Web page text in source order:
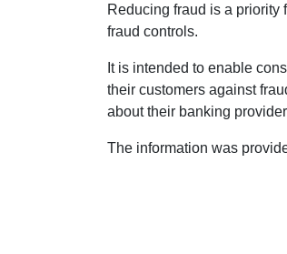
Reducing fraud is a priority
fraud controls.
It is intended to enable
their customers against
about their banking
The information was